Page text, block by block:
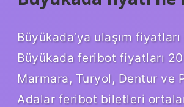
Büyükada’ya ulaşım
Büyükada feribot fiyatları
Marmara, Turyol, Dentur ve
Adalar feribot biletleri